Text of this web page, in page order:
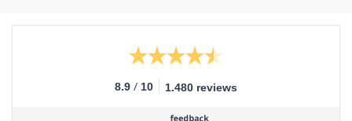
8.9 / 10 1.480 reviews